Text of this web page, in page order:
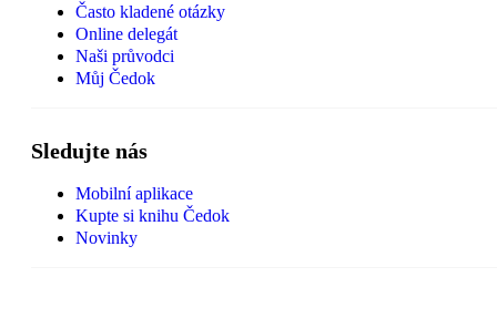
Často kladené otázky
Online delegát
Naši průvodci
Můj Čedok
Sledujte nás
Mobilní aplikace
Kupte si knihu Čedok
Novinky